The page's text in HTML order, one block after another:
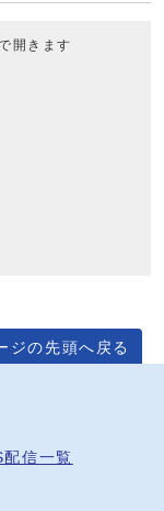
開きます
ジの先頭へ戻る
配信一覧